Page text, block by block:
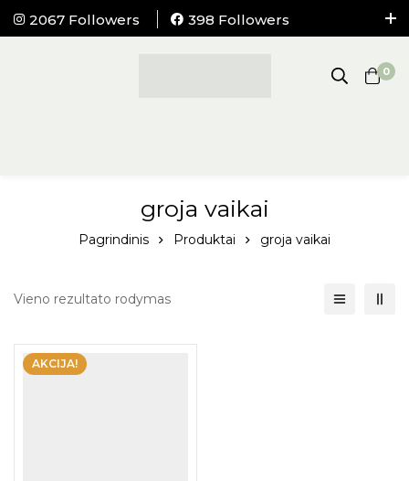
2067 Followers
398 Followers
0
groja vaikai
Pagrindinis Produktai groja vaikai
Vieno rezultato rodymas
AKCIJA!